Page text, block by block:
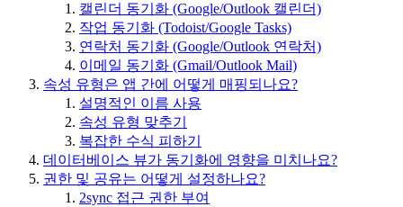
캘린더 동기화 (Google/Outlook 캘린더)
작업 동기화 (Todoist/Google Tasks)
연락처 동기화 (Google/Outlook 연락처)
이메일 동기화 (Gmail/Outlook Mail)
속성 유형은 앱 간에 어떻게 매핑되나요?
설명적인 이름 사용
속성 유형 맞추기
복잡한 수식 피하기
데이터베이스 뷰가 동기화에 영향을 미치나요?
권한 및 공유는 어떻게 설정하나요?
2sync 접근 권한 부여